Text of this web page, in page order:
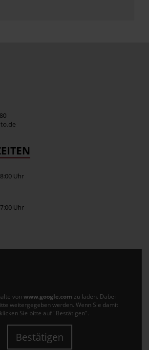
Uhr
Uhr
von www.google.com zu laden. Dabei
weitergegeben werden. Wenn Sie damit
Sie bitte auf "Bestätigen".
Bestätigen